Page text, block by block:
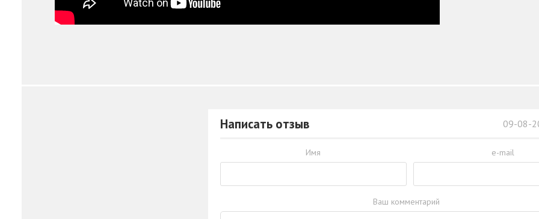
Написать отзыв 09-08-
Имя e-mail
Ваш комментарий